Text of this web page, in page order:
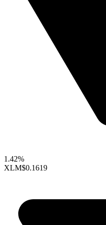
1.42%
XLM$0.1619